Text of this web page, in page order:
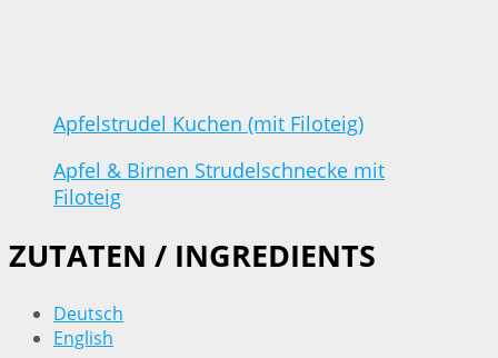
Apfelstrudel Kuchen (mit Filoteig)
Apfel & Birnen Strudelschnecke mit
Filoteig
ZUTATEN / INGREDIENTS
Deutsch
English